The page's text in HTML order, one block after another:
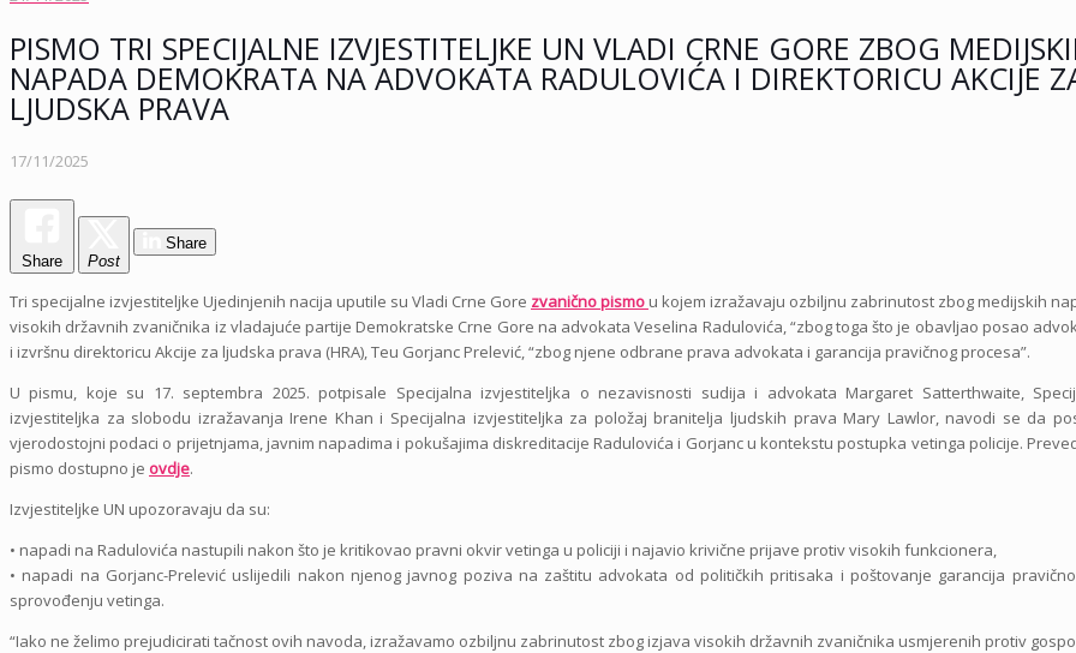
PISMO TRI SPECIJALNE IZVJESTITELJKE UN VLADI CRNE GORE ZBOG
NAPADA DEMOKRATA NA ADVOKATA RADULOVIĆA I DIREKTORICU AKCIJE
LJUDSKA PRAVA
17/11/2025
Share Post
Share
Tri specijalne izvjestiteljke Ujedinjenih nacija uputile su Vladi Crne Gore zvanično pismo u kojem izražavaju ozbiljnu zabrinutost zbog medijskih
visokih državnih zvaničnika iz vladajuće partije Demokratske Crne Gore na advokata Veselina Radulovića, “zbog toga što je obavljao posao
i izvršnu direktoricu Akcije za ljudska prava (HRA), Teu Gorjanc Prelević, “zbog njene odbrane prava advokata i garancija pravičnog procesa”.
U pismu, koje su 17. septembra 2025. potpisale Specijalna izvjestiteljka o nezavisnosti sudija i advokata Margaret Satterthwaite,
izvjestiteljka za slobodu izražavanja Irene Khan i Specijalna izvjestiteljka za položaj branitelja ljudskih prava Mary Lawlor, navodi se da
vjerodostojni podaci o prijetnjama, javnim napadima i pokušajima diskreditacije Radulovića i Gorjanc u kontekstu postupka vetinga policije.
pismo dostupno je ovdje.
Izvjestiteljke UN upozoravaju da su:
• napadi na Radulovića nastupili nakon što je kritikovao pravni okvir vetinga u policiji i najavio krivične prijave protiv visokih funkcionera,
• napadi na Gorjanc-Prelević uslijedili nakon njenog javnog poziva na zaštitu advokata od političkih pritisaka i poštovanje garancija
sprovođenju vetinga.
“Iako ne želimo prejudicirati tačnost ovih navoda, izražavamo ozbiljnu zabrinutost zbog izjava visokih državnih zvaničnika usmjerenih protiv